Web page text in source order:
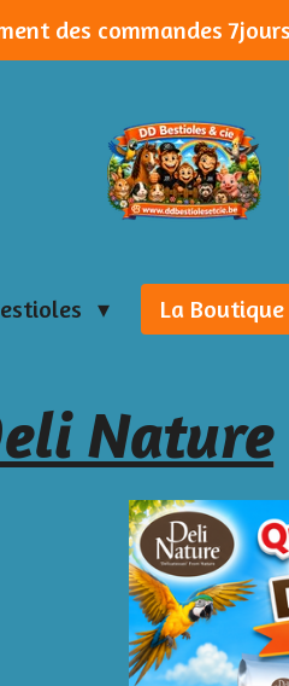
des commandes
La Boutique
Nature